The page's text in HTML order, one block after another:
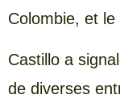
Colombie, et le
Castillo a
de diverses